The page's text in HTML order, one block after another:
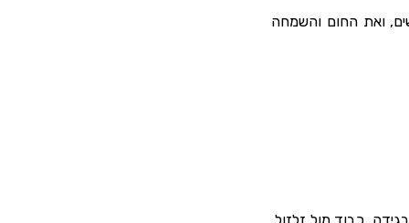
ואת החום והשמחה